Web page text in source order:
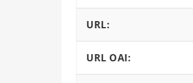
URL:
URL OAI: